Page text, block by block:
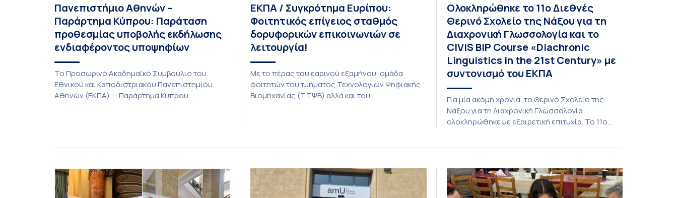
Πανεπιστήμιο Αθηνών –
Παράρτημα Κύπρου: Παράταση
προθεσμίας υποβολής εκδήλωσης
ενδιαφέροντος υποψηφίων
Το Προσωρινό Ακαδημαϊκό Συμβούλιο του
Εθνικού και Καποδιστριακού Πανεπιστημίου
Αθηνών (ΕΚΠΑ) — Παράρτημα Κύπρου
Προγράμματα Σπουδών, Τμημάτων του
το ακαδημαϊκό έτος 2026-2027, έως τη Δευτέρα
31 Αυγούστου 2026. […]
ΕΚΠΑ / Συγκρότημα Ευρίπου:
Φοιτητικός επίγειος σταθμός
δορυφορικών επικοινωνιών σε
λειτουργία!
Με το πέρας του εαρινού εξαμήνου, ομάδα
φοιτητών του τμήματος Τεχνολογιών Ψηφιακής
Βιομηχανίας (ΤΤΨΒ) αλλά και του
εντάσσεται στο παγκόσμιο δίκτυο SatNOGS. Η
φοιτητών του ΤΤΨΒ στο Open Source […]
Ολοκληρώθηκε το 11ο Διεθνές
Θερινό Σχολείο της Νάξου για τη
Διαχρονική Γλωσσολογία και το
CIVIS BIP Course «Diachronic
Linguistics in the 21st Century» με
συντονισμό του ΕΚΠΑ
Για μία ακόμη χρονιά, το Θερινό Σχολείο της
Νάξου για τη Διαχρονική Γλωσσολογία
ολοκληρώθηκε με εξαιρετική επιτυχία. Το 11ο
19 έως τις 25 Ιουλίου 2026 στο ιστορικό κτίριο
της πρώην σχολής […]